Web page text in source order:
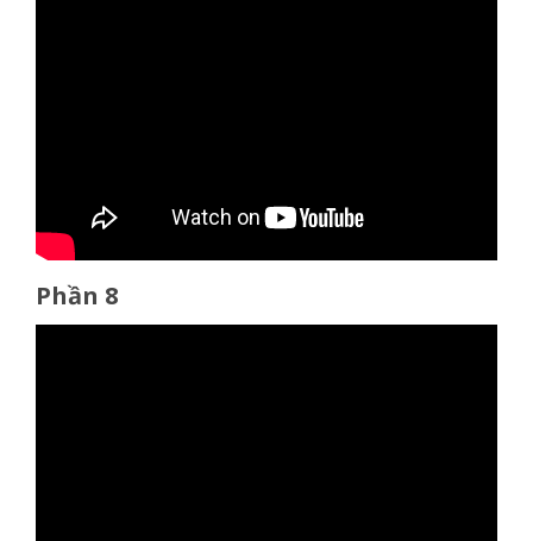
Phần 8